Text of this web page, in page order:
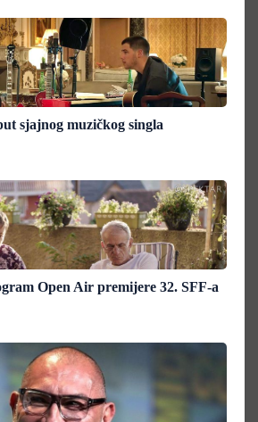
sjajnog muzičkog singla
Open Air premijere 32. SFF-a